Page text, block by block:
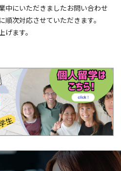
中にいただきましたお問い合わせ
次対応させていただきます。
ます。